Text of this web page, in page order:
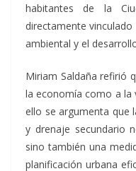
habitantes de la
directamente
ambiental y el
Miriam Saldaña refirió
la economía como a la
ello se argumenta que
y drenaje secundario
sino también una
planificación urbana